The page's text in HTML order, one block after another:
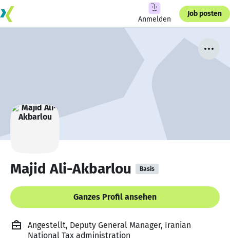
Anmelden
Job posten
Majid Ali-Akbarlou Basis
Ganzes Profil ansehen
Angestellt, Deputy General Manager, Iranian
National Tax administration